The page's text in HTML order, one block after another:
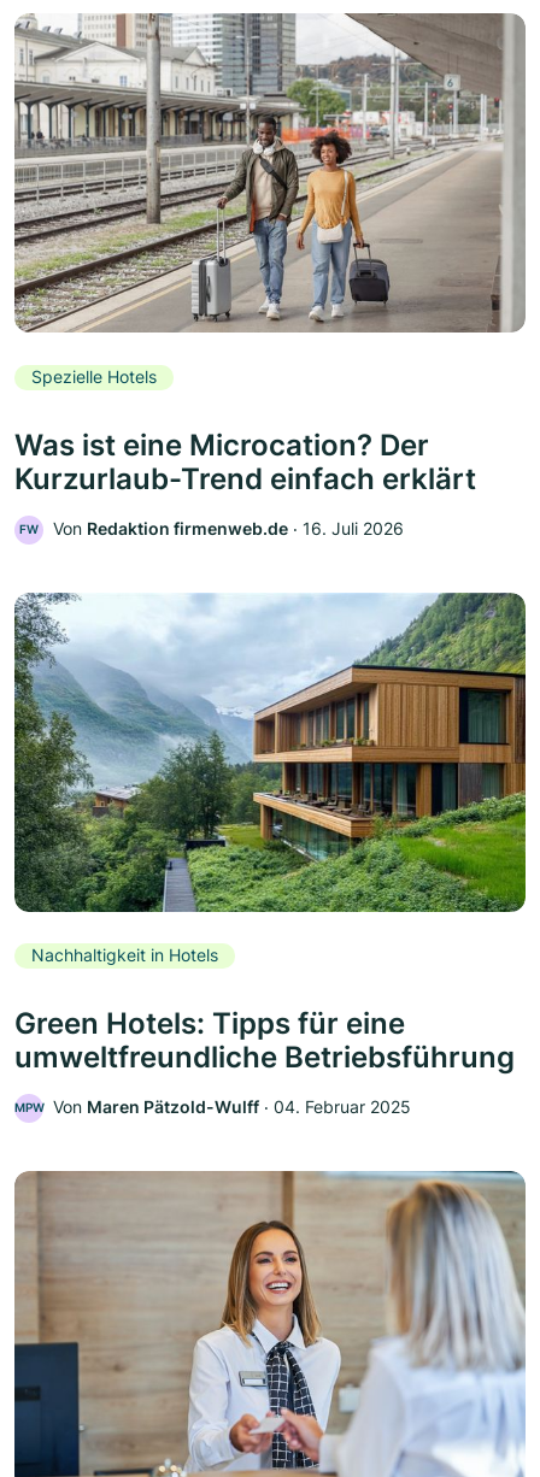
Spezielle Hotels
Was ist eine Microcation? Der
Kurzurlaub-Trend einfach erklärt
FW Von Redaktion firmenweb.de ‧ 16. Juli 2026
Nachhaltigkeit in Hotels
Green Hotels: Tipps für eine
umweltfreundliche Betriebsführung
MPW Von Maren Pätzold-Wulff ‧ 04. Februar 2025